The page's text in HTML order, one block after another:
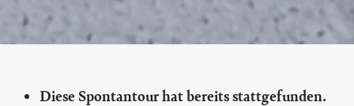
Diese Spontantour hat bereits stattgefunden.